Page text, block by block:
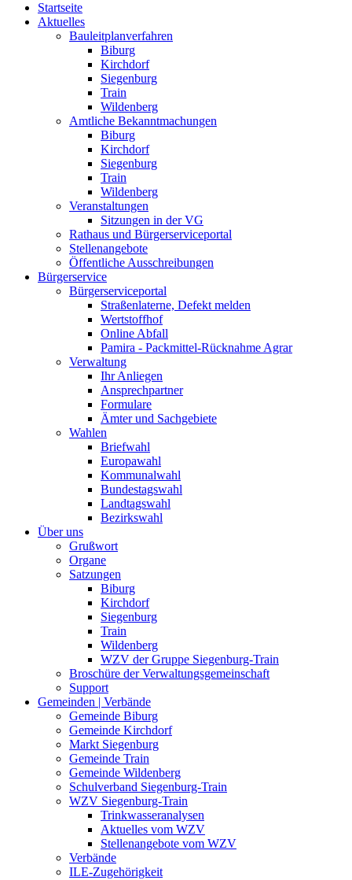
Startseite
Aktuelles
Bauleitplanverfahren
Biburg
Kirchdorf
Siegenburg
Train
Wildenberg
Amtliche Bekanntmachungen
Biburg
Kirchdorf
Siegenburg
Train
Wildenberg
Veranstaltungen
Sitzungen in der VG
Rathaus und Bürgerserviceportal
Stellenangebote
Öffentliche Ausschreibungen
Bürgerservice
Bürgerserviceportal
Straßenlaterne, Defekt melden
Wertstoffhof
Online Abfall
Pamira - Packmittel-Rücknahme Agrar
Verwaltung
Ihr Anliegen
Ansprechpartner
Formulare
Ämter und Sachgebiete
Wahlen
Briefwahl
Europawahl
Kommunalwahl
Bundestagswahl
Landtagswahl
Bezirkswahl
Über uns
Grußwort
Organe
Satzungen
Biburg
Kirchdorf
Siegenburg
Train
Wildenberg
WZV der Gruppe Siegenburg-Train
Broschüre der Verwaltungsgemeinschaft
Support
Gemeinden | Verbände
Gemeinde Biburg
Gemeinde Kirchdorf
Markt Siegenburg
Gemeinde Train
Gemeinde Wildenberg
Schulverband Siegenburg-Train
WZV Siegenburg-Train
Trinkwasseranalysen
Aktuelles vom WZV
Stellenangebote vom WZV
Verbände
ILE-Zugehörigkeit